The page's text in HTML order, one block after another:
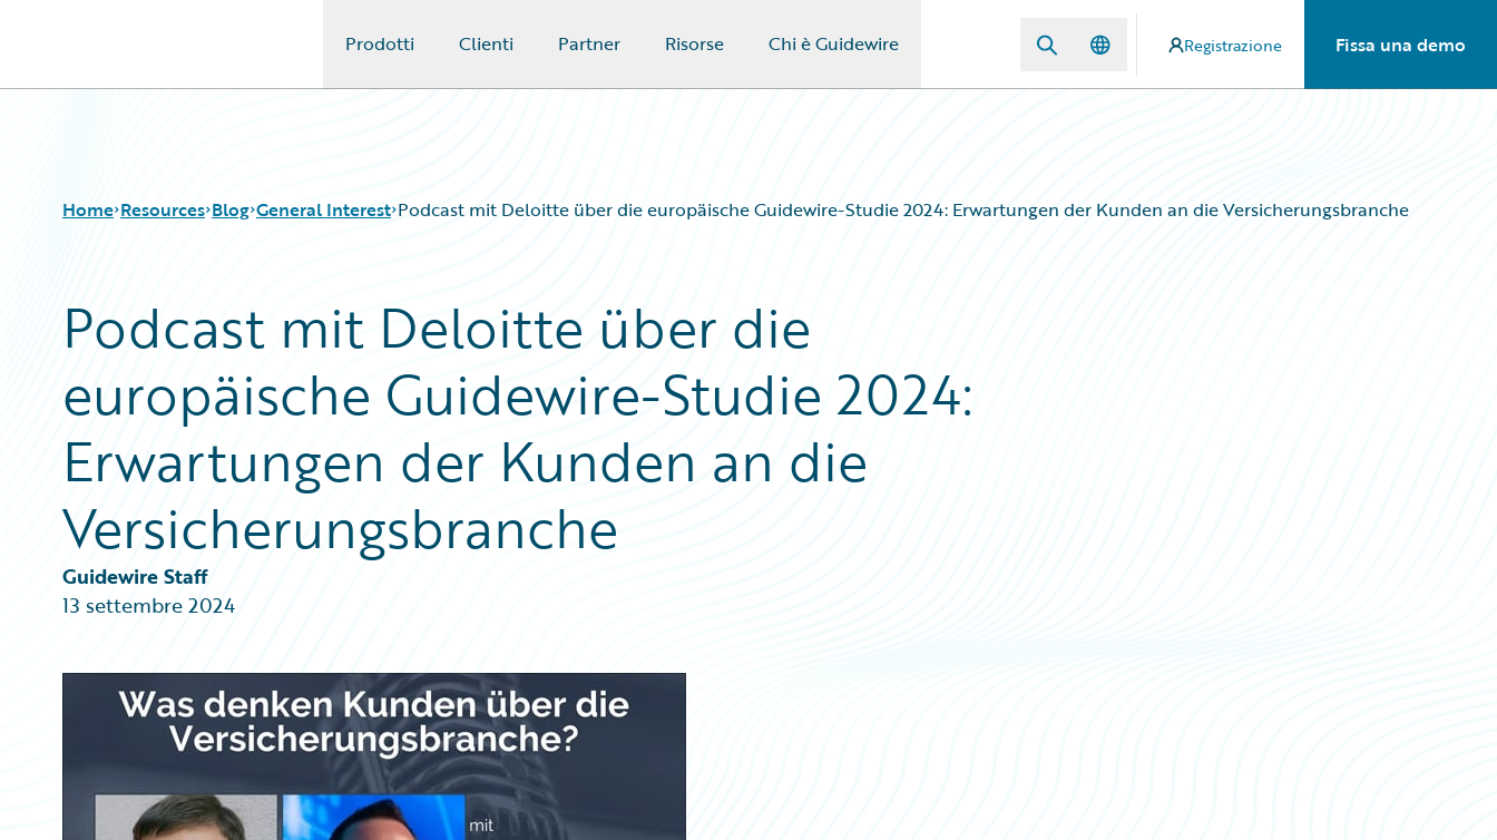
Prodotti Clienti Partner Risorse Chi è Guidewire Registrazione Fissa una demo
Home Resources
Download Center
Guidewire Conversations
Blog
Help and Support
Insurance Technology FAQ
Blog
All Blog Posts
Best Practices
Customer Viewpoint
General Interest
Intelligent Experience
Partner Perspective
Technology
General Interest Podcast mit Deloitte über die europäische Guidewire-Studie 2024: Erwartungen der Kunden an die Versicherungsbranche
Podcast mit Deloitte über die
europäische Guidewire-Studie 2024:
Erwartungen der Kunden an die
Versicherungsbranche
Guidewire Staff
13 settembre 2024